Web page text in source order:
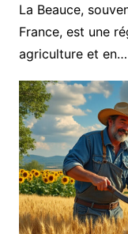
La Beauce,
France, est une
agriculture et en…